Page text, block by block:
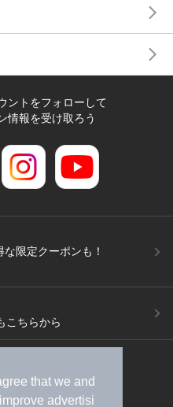
that we and
advertisi
ントをフォローして
情報を受け取ろう
限定クーポンも！
こちらから
広告出稿のご案内
ルMEMBERS+規約